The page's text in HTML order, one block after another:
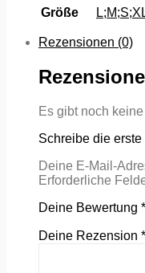
Größe
Rezensionen (0)
Es gibt noch
Schreibe die erste
Deine E-Mail-
Erforderliche
Deine Bewertung *
Deine Rezension *